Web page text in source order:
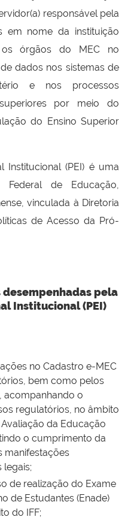
responsável pela
em nome da instituição
órgãos do MEC no
dados nos sistemas de
e nos processos
por meio do
do Ensino Superior
Institucional (PEI) é uma
Federal de Educação,
vinculada à Diretoria
de Acesso da Pró-
pela
Institucional (PEI)
no Cadastro e-MEC
bem como pelos
acompanhando o
regulatórios, no âmbito
da Educação
o cumprimento da
manifestações
legais;
de realização do Exame
de Estudantes (Enade)
do IFF;